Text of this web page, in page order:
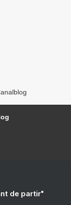
de partir"